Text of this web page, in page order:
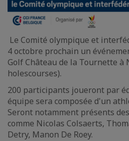
Le Comité olympique et
4 octobre prochain un
Golf Château de la Tournette à
holescourses).
200 participants joueront par
équipe sera composée d'un
Seront notamment présents
comme Nicolas Colsaerts,
Detry, Manon De Roey.